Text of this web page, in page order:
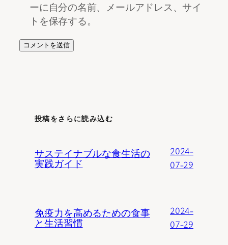
ーに自分の名前、メールアドレス、サイ
トを保存する。
投稿をさらに読み込む
サステイナブルな食生活の
実践ガイド
2024-
07-29
免疫力を高めるための食事
と生活習慣
2024-
07-29